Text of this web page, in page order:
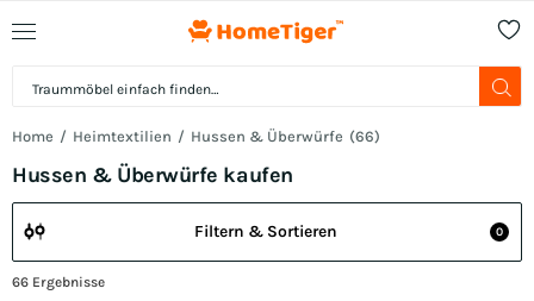
Home Heimtextilien Hussen & Überwürfe (66)
Hussen & Überwürfe kaufen
Filtern & Sortieren 0
66 Ergebnisse